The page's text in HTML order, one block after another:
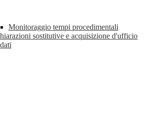
Monitoraggio tempi procedimentali
sostitutive e acquisizione d'ufficio